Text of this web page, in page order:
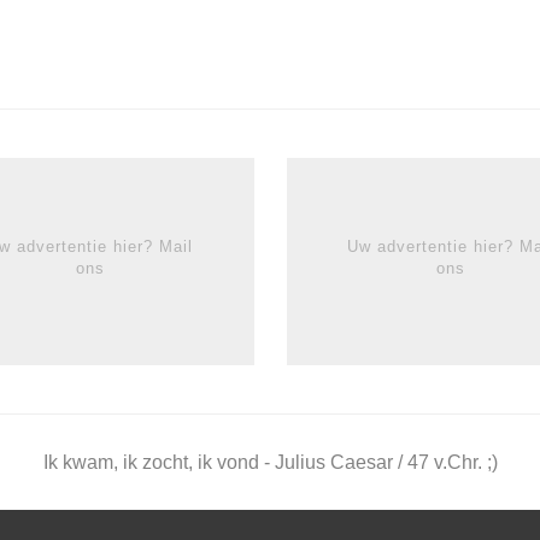
advertentie hier? Mail
ons
Uw advertentie hier?
ons
Ik kwam, ik zocht, ik vond - Julius Caesar / 47 v.Chr. ;)